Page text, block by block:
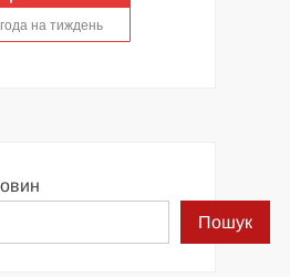
на тиждень
Пошук